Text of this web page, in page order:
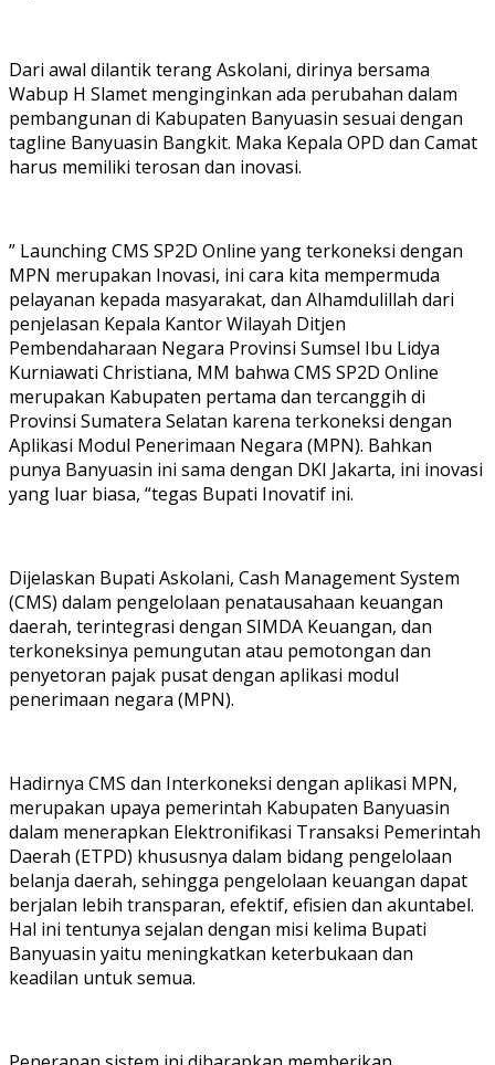
Dari awal dilantik terang Askolani, dirinya bersama
Wabup H Slamet menginginkan ada perubahan dalam
pembangunan di Kabupaten Banyuasin sesuai dengan
tagline Banyuasin Bangkit. Maka Kepala OPD dan Camat
harus memiliki terosan dan inovasi.
” Launching CMS SP2D Online yang terkoneksi dengan
MPN merupakan Inovasi, ini cara kita mempermuda
pelayanan kepada masyarakat, dan Alhamdulillah dari
penjelasan Kepala Kantor Wilayah Ditjen
Pembendaharaan Negara Provinsi Sumsel Ibu Lidya
Kurniawati Christiana, MM bahwa CMS SP2D Online
merupakan Kabupaten pertama dan tercanggih di
Provinsi Sumatera Selatan karena terkoneksi dengan
Aplikasi Modul Penerimaan Negara (MPN). Bahkan
punya Banyuasin ini sama dengan DKI Jakarta, ini inovasi
yang luar biasa, “tegas Bupati Inovatif ini.
Dijelaskan Bupati Askolani, Cash Management System
(CMS) dalam pengelolaan penatausahaan keuangan
daerah, terintegrasi dengan SIMDA Keuangan, dan
terkoneksinya pemungutan atau pemotongan dan
penyetoran pajak pusat dengan aplikasi modul
penerimaan negara (MPN).
Hadirnya CMS dan Interkoneksi dengan aplikasi MPN,
merupakan upaya pemerintah Kabupaten Banyuasin
dalam menerapkan Elektronifikasi Transaksi Pemerintah
Daerah (ETPD) khususnya dalam bidang pengelolaan
belanja daerah, sehingga pengelolaan keuangan dapat
berjalan lebih transparan, efektif, efisien dan akuntabel.
Hal ini tentunya sejalan dengan misi kelima Bupati
Banyuasin yaitu meningkatkan keterbukaan dan
keadilan untuk semua.